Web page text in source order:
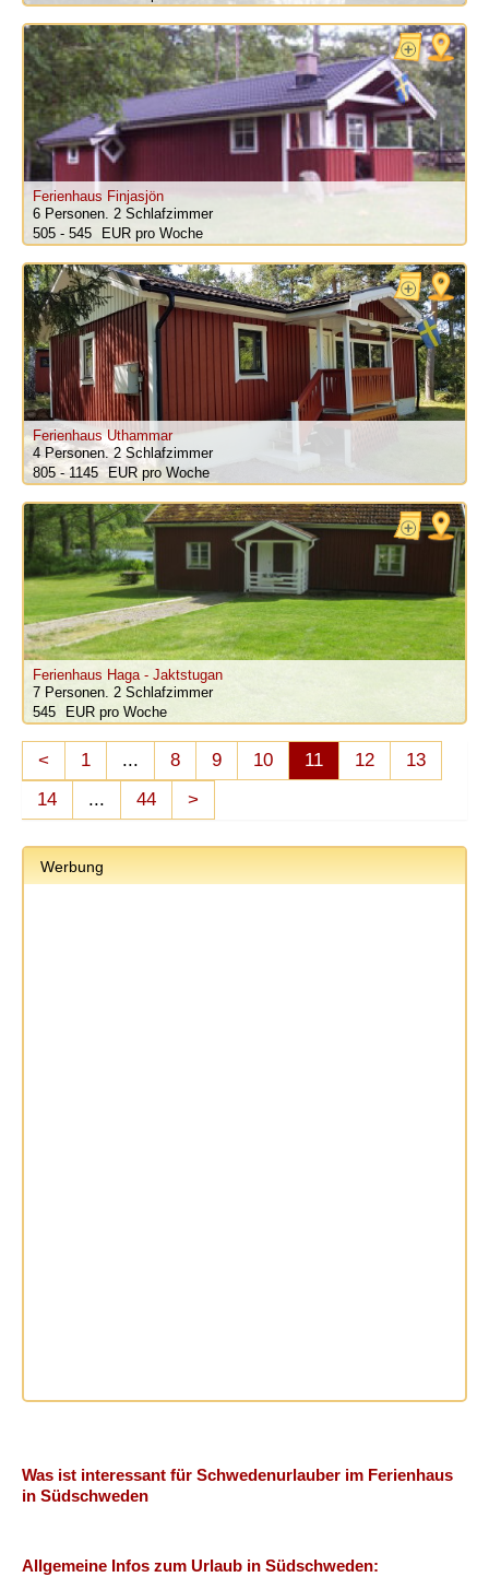
Ferienhaus Finjasjön
6 Personen. 2 Schlafzimmer
505 - 545
pro Woche
Ferienhaus Uthammar
4 Personen.2 Schlafzimmer
805 - 1145
pro Woche
Ferienhaus Haga - Jaktstugan
7 Personen. 2 Schlafzimmer
545
pro Woche
< 1 ... 8 9 10 11 12
13
14
... 44 >
Werbung
Was ist interessant für Schwedenurlauber im Ferienhaus
in Südschweden
Allgemeine Infos zum Urlaub in Südschweden: